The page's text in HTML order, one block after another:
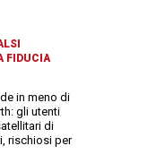
FIDUCIA
in meno di
gli utenti
di
rischiosi per